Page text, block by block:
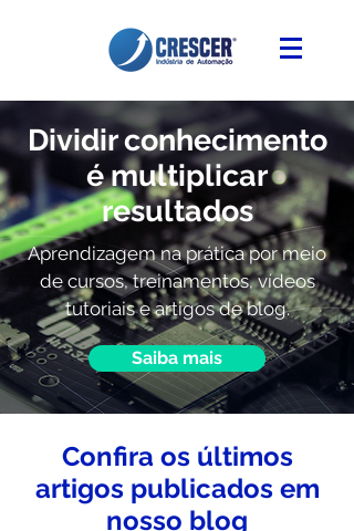
Dividir conhecimento
é multiplicar
resultados
Aprendizagem na prática por meio
de cursos, treinamentos, vídeos
tutoriais e artigos de blog.
Saiba mais
Confira os últimos
artigos publicados em
nosso blog